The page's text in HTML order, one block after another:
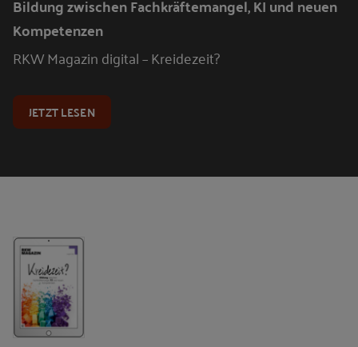
Bildung zwischen Fachkräftemangel, KI und neuen
Kompetenzen
RKW Magazin digital – Kreidezeit?
JETZT LESEN